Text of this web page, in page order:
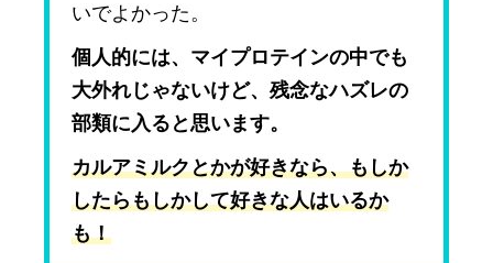
いでよかった。
個人的には、マイプロテインの中でも
大外れじゃないけど、残念なハズレの
部類に入ると思います。
カルアミルクとかが好きなら、もしか
したらもしかして好きな人はいるか
も！